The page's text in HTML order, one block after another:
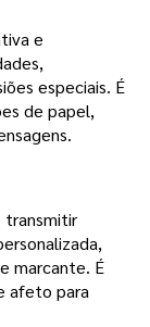
e
especiais. É
de papel,
transmitir
marcante. É
afeto para